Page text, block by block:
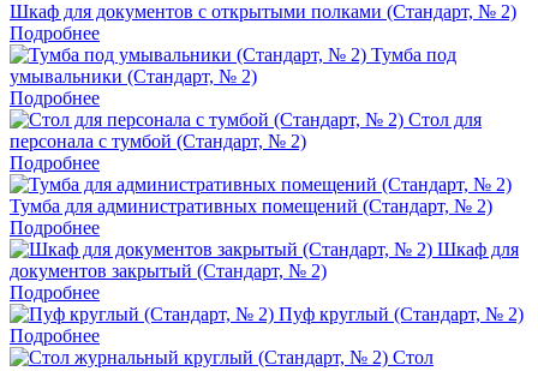
Шкаф для документов с открытыми полками (Стандарт, № 2)
Подробнее
Тумба под
умывальники (Стандарт, № 2)
Подробнее
Стол для
персонала с тумбой (Стандарт, № 2)
Подробнее
Тумба для административных помещений (Стандарт, № 2)
Подробнее
Шкаф для
документов закрытый (Стандарт, № 2)
Подробнее
Пуф круглый (Стандарт, № 2)
Подробнее
Стол